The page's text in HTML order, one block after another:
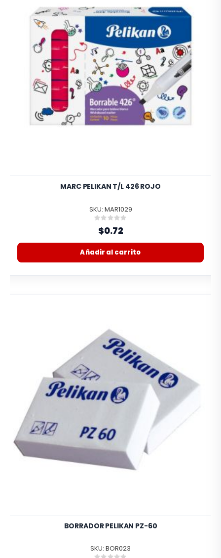
MARC PELIKAN T/L 426 ROJO
SKU: MAR1029
Rating:
0%
$0.72
Añadir al carrito
BORRADOR PELIKAN PZ-60
SKU: BOR023